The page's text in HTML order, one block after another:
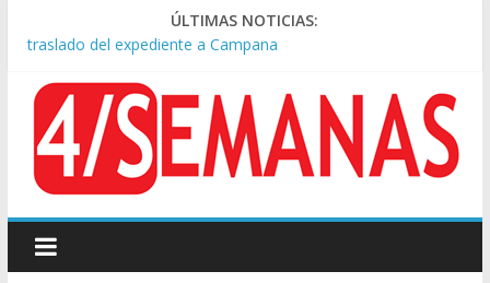
ÚLTIMAS NOTICIAS:
Causa AFA: el juez Amarante calificó de “ficción judicial” el
traslado del expediente a Campana
colectivo: siete heridos
Día de San Cayetano: masiva marcha a Plaza de Mayo de
sindicatos y organizaciones sociales
Pesar por la muerte de Leandro Rud, histórico representante
y conductor de TV
apuntó: “Vino un poco endiablada”